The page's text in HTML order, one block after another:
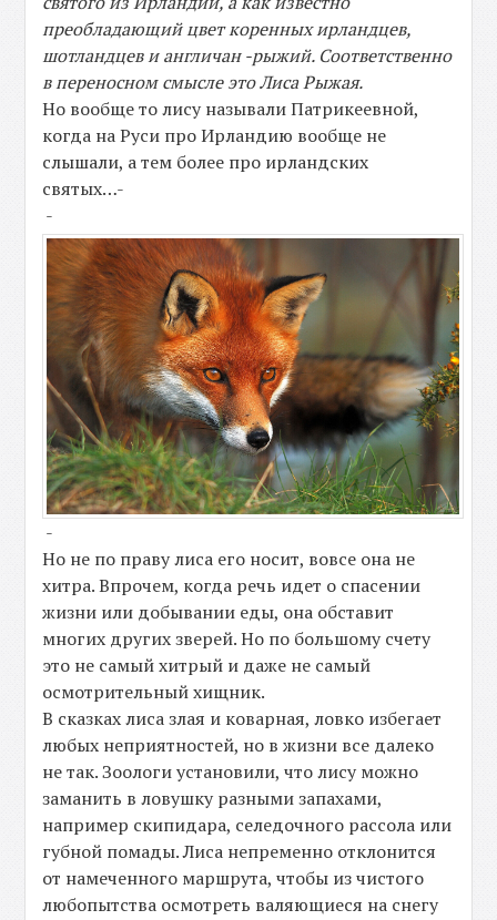
преобладающий цвет коренных ирландцев,
шотландцев и англичан -рыжий. Соответственно
в переносном смысле это Лиса Рыжая.
Но вообще то лису называли Патрикеевной,
когда на Руси про Ирландию вообще не
слышали, а тем более про ирландских
святых…-
-
-
Но не по праву лиса его носит, вовсе она не
хитра. Впрочем, когда речь идет о спасении
жизни или добывании еды, она обставит
многих других зверей. Но по большому счету
это не самый хитрый и даже не самый
осмотрительный хищник.
В сказках лиса злая и коварная, ловко избегает
любых неприятностей, но в жизни все далеко
не так. Зоологи установили, что лису можно
заманить в ловушку разными запахами,
например скипидара, селедочного рассола или
губной помады. Лиса непременно отклонится
от намеченного маршрута, чтобы из чистого
любопытства осмотреть валяющиеся на снегу